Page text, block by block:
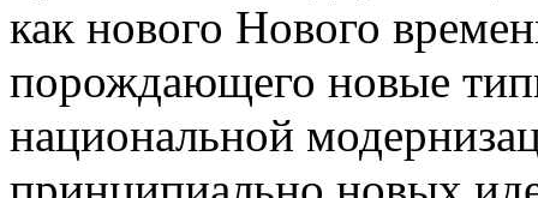
как нового Нового
порождающего новые
национальной